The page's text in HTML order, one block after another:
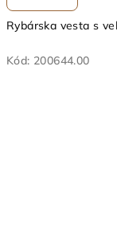
Rybárska vesta s
Kód: 200644.00